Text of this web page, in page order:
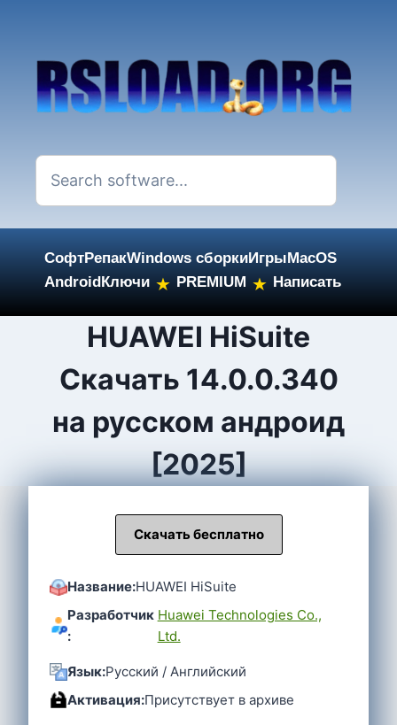
СофтРепакWindows сборкиИгрыMacOS
AndroidКлючи ★ PREMIUM ★ Написать
HUAWEI HiSuite
Cкачать 14.0.0.340
на русском андроид
[2025]
Скачать бесплатно
Название:HUAWEI HiSuite
Разработчик
:
Huawei Technologies Co.,
Ltd.
Язык:Русский / Английский
Активация:Присутствует в архиве